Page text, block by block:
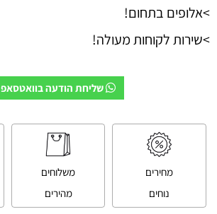
>אלופים בתחום!
>שירות לקוחות מעולה!
שליחת הודעה בוואטסאפ
מחירים
נוחים
משלוחים
מהירים